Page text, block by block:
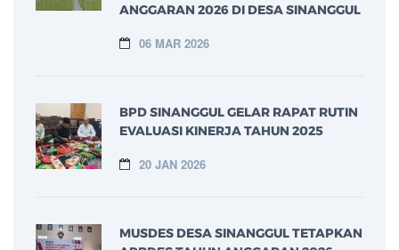
ANGGARAN 2026 DI DESA SINANGGUL
06 MAR 2026
BPD SINANGGUL GELAR RAPAT RUTIN
EVALUASI KINERJA TAHUN 2025
20 JAN 2026
MUSDES DESA SINANGGUL TETAPKAN